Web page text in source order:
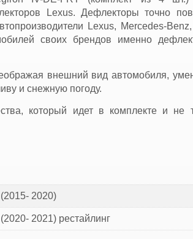
Lexus. Дефлекторы точно
Lexus, Mercedes-
своих брендов именно
внешний вид автомобиля,
и снежную погоду.
который идет в комплекте и не
2020)
2021) рестайлинг